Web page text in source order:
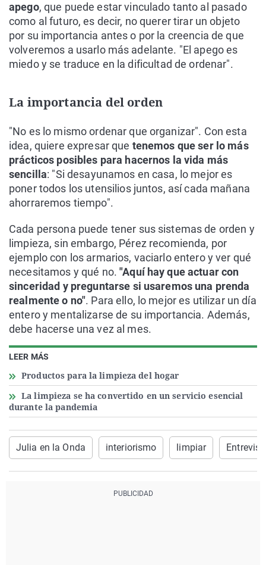
LEER MÁS
Productos para la limpieza del hogar
La limpieza se ha convertido en un servicio esencial
durante la pandemia
apego, que puede estar vinculado tanto al pasado
como al futuro, es decir, no querer tirar un objeto
por su importancia antes o por la creencia de que
volveremos a usarlo más adelante. "El apego es
miedo y se traduce en la dificultad de ordenar".
La importancia del orden
"No es lo mismo ordenar que organizar". Con esta
idea, quiere expresar que tenemos que ser lo más
prácticos posibles para hacernos la vida más
sencilla: "Si desayunamos en casa, lo mejor es
poner todos los utensilios juntos, así cada mañana
ahorraremos tiempo".
Cada persona puede tener sus sistemas de orden y
limpieza, sin embargo, Pérez recomienda, por
ejemplo con los armarios, vaciarlo entero y ver qué
necesitamos y qué no."Aquí hay que actuar con
sinceridad y preguntarse si usaremos una prenda
realmente o no". Para ello, lo mejor es utilizar un día
entero y mentalizarse de su importancia. Además,
debe hacerse una vez al mes.
Julia en la Onda interiorismo limpiar